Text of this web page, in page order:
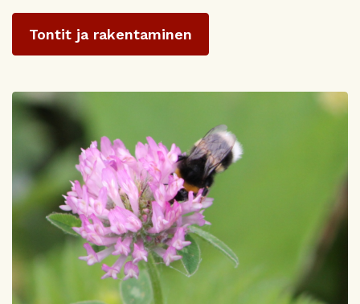
Tontit ja rakentaminen